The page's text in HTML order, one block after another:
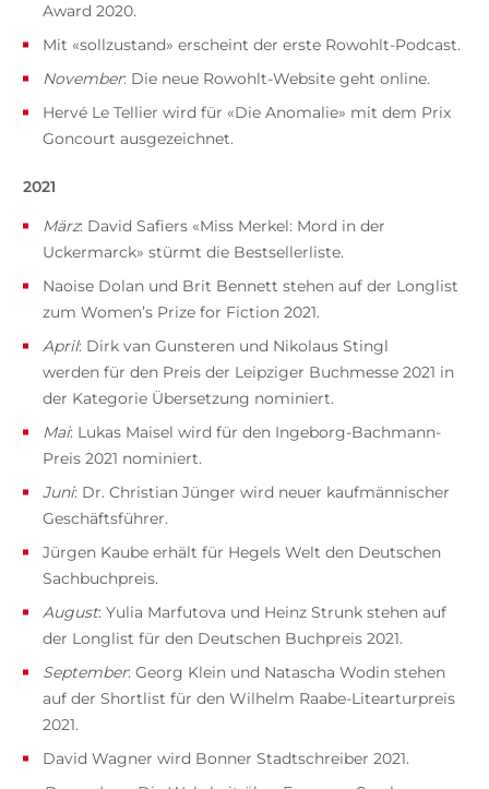
Award 2020.
Mit «sollzustand» erscheint der erste Rowohlt-Podcast.
November: Die neue Rowohlt-Website geht online.
Hervé Le Tellier wird für «Die Anomalie» mit dem Prix
Goncourt ausgezeichnet.
2021
März: David Safiers «Miss Merkel: Mord in der
Uckermarck» stürmt die Bestsellerliste.
Naoise Dolan und Brit Bennett stehen auf der Longlist
zum Women’s Prize for Fiction 2021.
April: Dirk van Gunsteren und Nikolaus Stingl
werden für den Preis der Leipziger Buchmesse 2021 in
der Kategorie Übersetzung nominiert.
Mai: Lukas Maisel wird für den Ingeborg-Bachmann-
Preis 2021 nominiert.
Juni: Dr. Christian Jünger wird neuer kaufmännischer
Geschäftsführer.
Jürgen Kaube erhält für Hegels Welt den Deutschen
Sachbuchpreis.
August: Yulia Marfutova und Heinz Strunk stehen auf
der Longlist für den Deutschen Buchpreis 2021.
September: Georg Klein und Natascha Wodin stehen
auf der Shortlist für den Wilhelm Raabe-Litearturpreis
2021.
David Wagner wird Bonner Stadtschreiber 2021.